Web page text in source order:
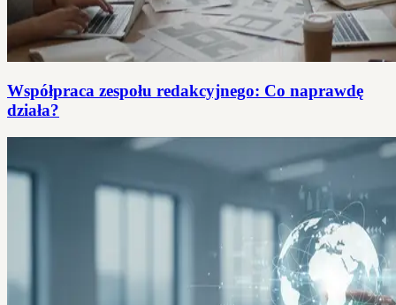
Współpraca zespołu redakcyjnego: Co naprawdę
działa?